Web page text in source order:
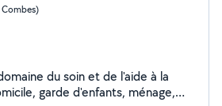
du soin et de l'aide à la
garde d'enfants, ménage,